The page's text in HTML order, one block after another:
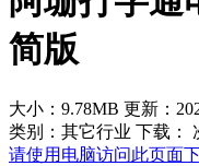
简版
大小：9.78MB 更新：
类别：其它行业 下载：
请使用电脑访问此页面